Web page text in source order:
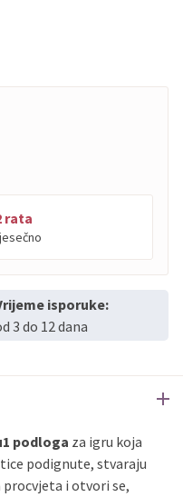
rata
do12
do
do12rata
Jednokratno
isporuke:
3 do 12 dana
podloga za igru ​​koja
podignute, stvaraju
procvjeta i otvori se,